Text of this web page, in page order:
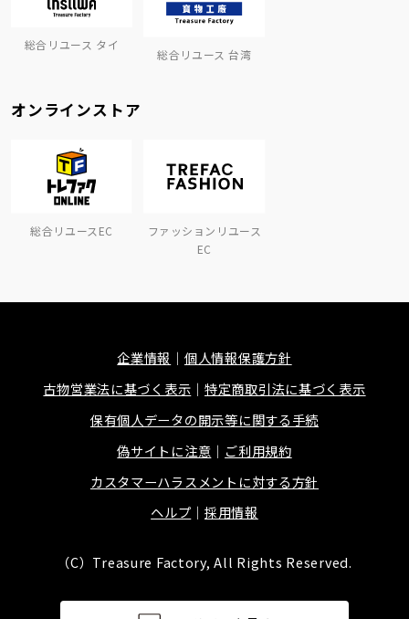
総合リユース タイ
総合リユース 台湾
オンラインストア
総合リユースEC
ファッションリユース
EC
企業情報
個人情報保護方針
古物営業法に基づく表示
特定商取引法に基づく表示
保有個人データの開示等に関する手続
偽サイトに注意
ご利用規約
カスタマーハラスメントに対する方針
ヘルプ
採用情報
（C）Treasure Factory, All Rights Reserved.